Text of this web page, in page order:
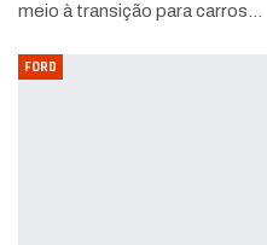
meio à transição para carros…
FORD